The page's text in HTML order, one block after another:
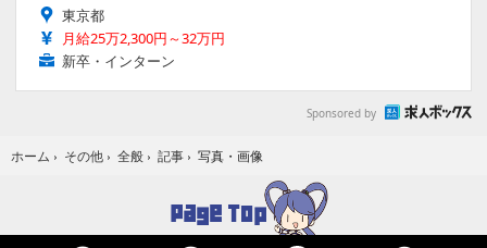
東京都
月給25万2,300円～32万円
新卒・インターン
Sponsored by
ホーム › その他 › 全般 › 記事 › 写真・画像